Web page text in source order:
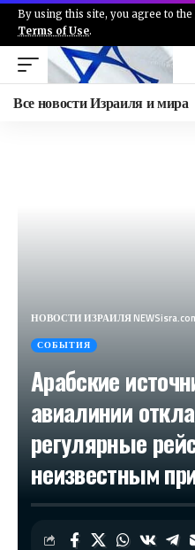
By using this site, you agree to the
Terms of Use.
Все новости Израиля и мира
НОВОСТИ ИЗРАИЛЯ
СОБЫТИЯ
Арабские
авиалинии
регулярные
неизвестным